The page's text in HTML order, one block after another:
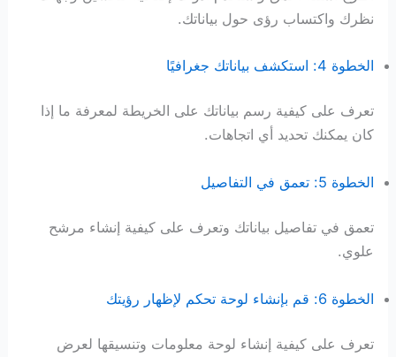
نظرك واكتساب رؤى حول بياناتك.
الخطوة 4: استكشف بياناتك جغرافيًا
تعرف على كيفية رسم بياناتك على الخريطة لمعرفة ما إذا
كان يمكنك تحديد أي اتجاهات.
الخطوة 5: تعمق في التفاصيل
تعمق في تفاصيل بياناتك وتعرف على كيفية إنشاء مرشح
علوي.
الخطوة 6: قم بإنشاء لوحة تحكم لإظهار رؤيتك
تعرف على كيفية إنشاء لوحة معلومات وتنسيقها لعرض